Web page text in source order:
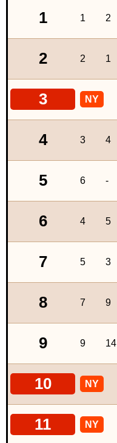
1 1 2
2 2 1
3 NY
4 3 4
5 6 -
6 4 5
7 5 3
8 7 9
9 9 14
10 NY
11 NY